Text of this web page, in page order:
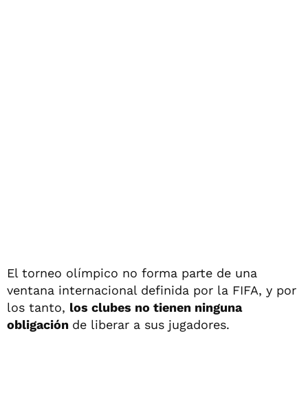
El torneo olímpico no forma parte de una
ventana internacional definida por la FIFA, y por
los tanto, los clubes no tienen ninguna
obligación de liberar a sus jugadores.